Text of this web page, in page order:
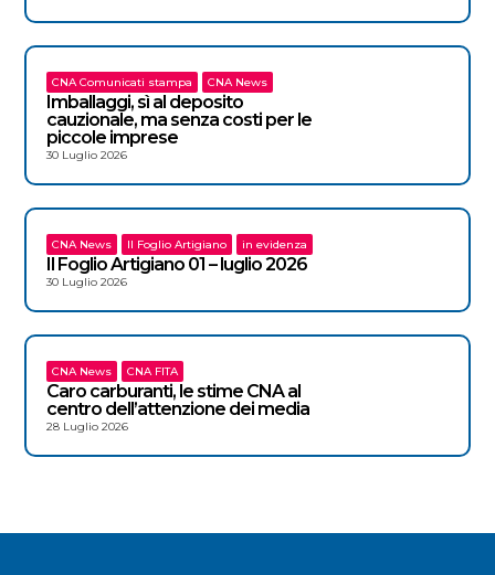
CNA Comunicati stampa CNA News
Imballaggi, sì al deposito
cauzionale, ma senza costi per le
piccole imprese
30 Luglio 2026
CNA News Il Foglio Artigiano in evidenza
Il Foglio Artigiano 01 – luglio 2026
30 Luglio 2026
CNA News CNA FITA
Caro carburanti, le stime CNA al
centro dell’attenzione dei media
28 Luglio 2026